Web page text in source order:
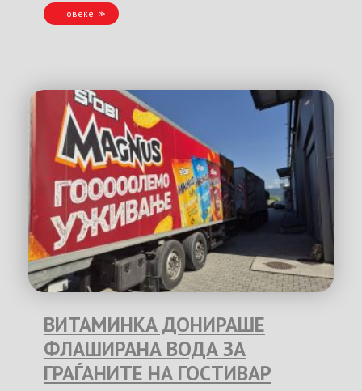
Повеќе
ВИТАМИНКА ДОНИРАШЕ
ФЛАШИРАНА ВОДА ЗА
ГРАЃАНИТЕ НА ГОСТИВАР